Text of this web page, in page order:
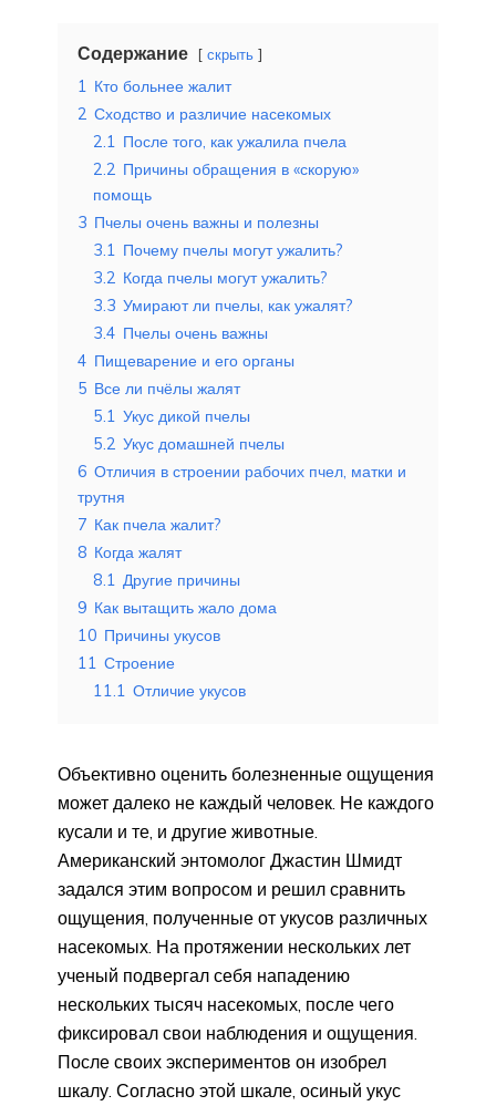
Содержание скрыть
1 Кто больнее жалит
2 Сходство и различие насекомых
2.1 После того, как ужалила пчела
2.2 Причины обращения в «скорую»
помощь
3 Пчелы очень важны и полезны
3.1 Почему пчелы могут ужалить?
3.2 Когда пчелы могут ужалить?
3.3 Умирают ли пчелы, как ужалят?
3.4 Пчелы очень важны
4 Пищеварение и его органы
5 Все ли пчёлы жалят
5.1 Укус дикой пчелы
5.2 Укус домашней пчелы
6 Отличия в строении рабочих пчел, матки и
трутня
7 Как пчела жалит?
8 Когда жалят
8.1 Другие причины
9 Как вытащить жало дома
10 Причины укусов
11 Строение
11.1 Отличие укусов
Объективно оценить болезненные ощущения
может далеко не каждый человек. Не каждого
кусали и те, и другие животные.
Американский энтомолог Джастин Шмидт
задался этим вопросом и решил сравнить
ощущения, полученные от укусов различных
насекомых. На протяжении нескольких лет
ученый подвергал себя нападению
нескольких тысяч насекомых, после чего
фиксировал свои наблюдения и ощущения.
После своих экспериментов он изобрел
шкалу. Согласно этой шкале, осиный укус